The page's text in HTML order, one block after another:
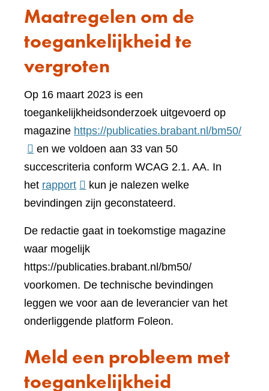
Maatregelen om de
toegankelijkheid te
vergroten
Op 16 maart 2023 is een
toegankelijkheidsonderzoek uitgevoerd op
magazine https://publicaties.brabant.nl/bm50/
en we voldoen aan 33 van 50
succescriteria conform WCAG 2.1. AA. In
het rapport(verwijst
naar
andere
website)
kun je nalezen welke
bevindingen zijn geconstateerd.
De redactie gaat in toekomstige magazine
waar mogelijk
https://publicaties.brabant.nl/bm50/
voorkomen. De technische bevindingen
leggen we voor aan de leverancier van het
onderliggende platform Foleon.
Meld een probleem met
toegankelijkheid